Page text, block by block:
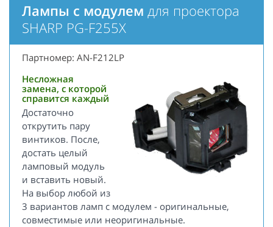
Лампы с модулем для проектора
SHARP PG-F255X
Партномер: AN-F212LP
Несложная
замена, с которой
справится каждый
Достаточно
открутить пару
винтиков. После,
достать целый
ламповый модуль
и вставить новый.
На выбор любой из
3 вариантов ламп с модулем - оригинальные,
совместимые или неоригинальные.